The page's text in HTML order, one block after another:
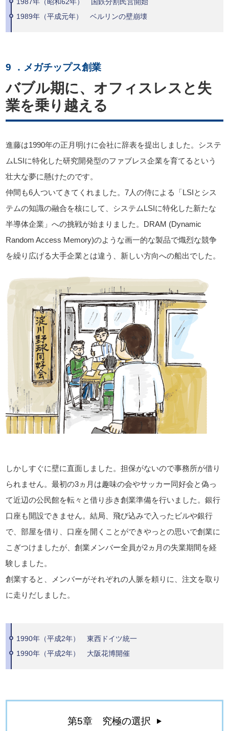
1989年（平成元年） ベルリンの壁崩壊
9 ．メガチップス創業
バブル期に、オフィスレスと失
業を乗り越える
進藤は1990年の正月明けに会社に辞表を提出しました。システ
ムLSIに特化した研究開発型のファブレス企業を育てるという
壮大な夢に懸けたのです。
仲間も6人ついてきてくれました。7人の侍による「LSIとシス
テムの知識の融合を核にして、システムLSIに特化した新たな
半導体企業」への挑戦が始まりました。DRAM (Dynamic
Random Access Memory)のような画一的な製品で熾烈な競争
を繰り広げる大手企業とは違う、新しい方向への船出でした。
しかしすぐに壁に直面しました。担保がないので事務所が借り
られません。最初の3ヵ月は趣味の会やサッカー同好会と偽っ
て近辺の公民館を転々と借り歩き創業準備を行いました。銀行
口座も開設できません。結局、飛び込みで入ったビルや銀行
で、部屋を借り、口座を開くことができやっとの思いで創業に
こぎつけましたが、創業メンバー全員が2ヵ月の失業期間を経
験しました。
創業すると、メンバーがそれぞれの人脈を頼りに、注文を取り
に走りだしました。
1990年（平成2年） 東西ドイツ統一
1990年（平成2年） 大阪花博開催
第5章 究極の選択